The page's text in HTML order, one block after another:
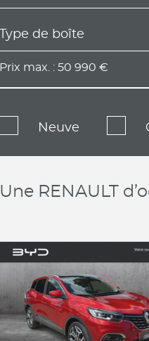
Type de boîte
Prix max. : 50 990 €
Neuve
Une RENAULT